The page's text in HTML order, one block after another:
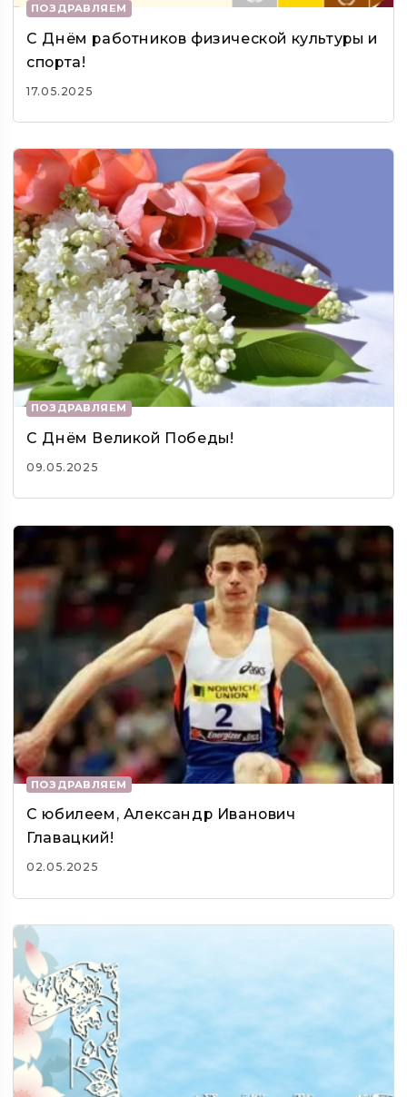
ПОЗДРАВЛЯЕМ
С Днём работников физической культуры и
спорта!
17.05.2025
ПОЗДРАВЛЯЕМ
С Днём Великой Победы!
09.05.2025
ПОЗДРАВЛЯЕМ
С юбилеем, Александр Иванович
Главацкий!
02.05.2025